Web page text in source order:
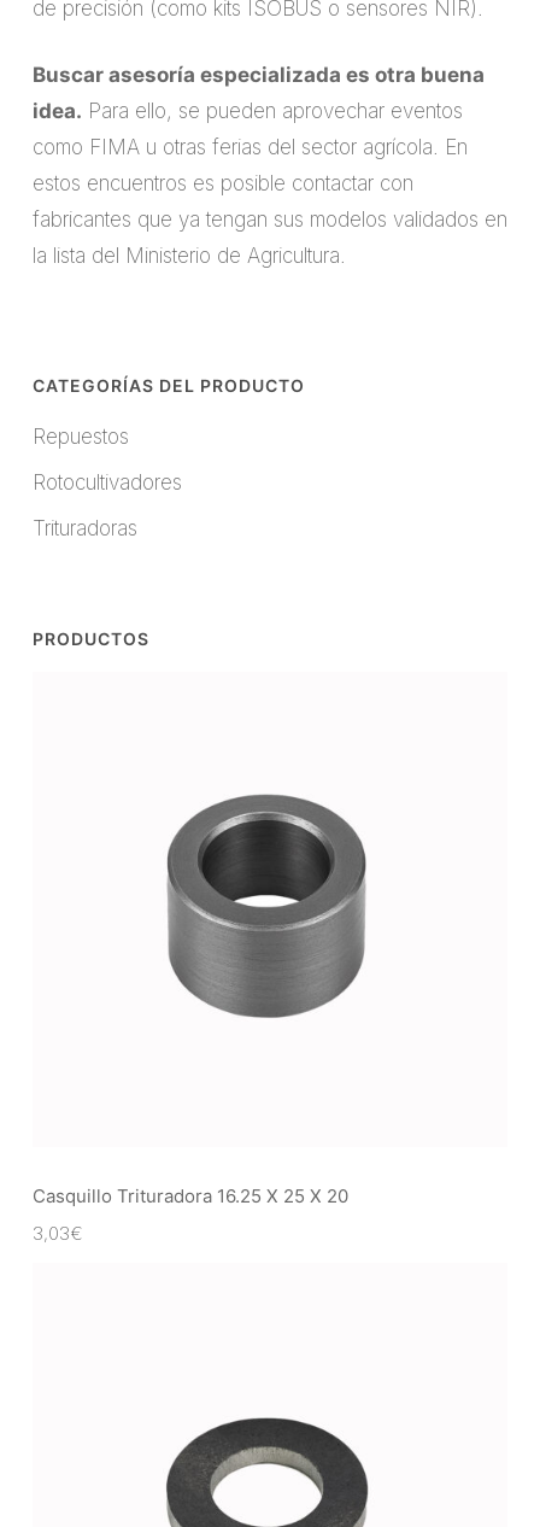
de precisión (como kits ISOBUS o sensores NIR).
Buscar asesoría especializada es otra buena
idea. Para ello, se pueden aprovechar eventos
como FIMA u otras ferias del sector agrícola. En
estos encuentros es posible contactar con
fabricantes que ya tengan sus modelos validados en
la lista del Ministerio de Agricultura.
CATEGORÍAS DEL PRODUCTO
Repuestos
Rotocultivadores
Trituradoras
PRODUCTOS
Casquillo Trituradora 16.25 X 25 X 20
3,03€